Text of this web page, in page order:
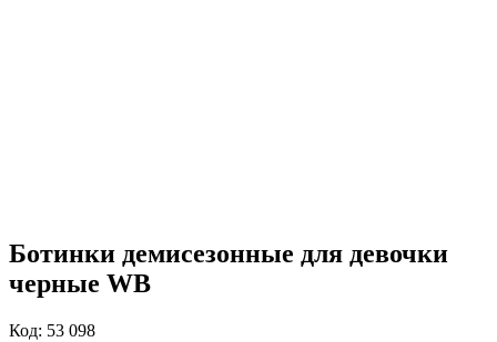
Ботинки демисезонные для девочки
черные WB
Код: 53 098